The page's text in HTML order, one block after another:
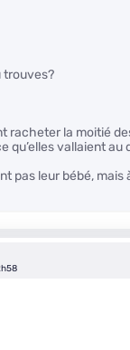
trouves?
racheter la moitié
qu’elles vallaient au
pas leur bébé, mais